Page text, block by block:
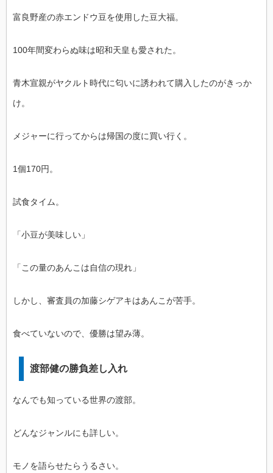
富良野産の赤エンドウ豆を使用した豆大福。
100年間変わらぬ味は昭和天皇も愛された。
青木宣親がヤクルト時代に匂いに誘われて購入したのがきっか
け。
メジャーに行ってからは帰国の度に買い行く。
1個170円。
試食タイム。
「小豆が美味しい」
「この量のあんこは自信の現れ」
しかし、審査員の加藤シゲアキはあんこが苦手。
食べていないので、優勝は望み薄。
渡部健の勝負差し入れ
なんでも知っている世界の渡部。
どんなジャンルにも詳しい。
モノを語らせたらうるさい。